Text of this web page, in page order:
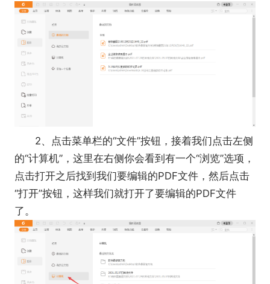
2、点击菜单栏的“文件”按钮，接着我们点击左侧
的“计算机”，这里在右侧你会看到有一个“浏览”选项，
点击打开之后找到我们要编辑的PDF文件，然后点击
“打开”按钮，这样我们就打开了要编辑的PDF文件
了。